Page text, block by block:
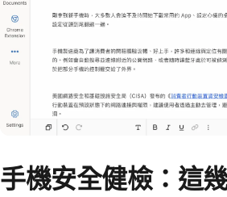
手機安全健檢：這